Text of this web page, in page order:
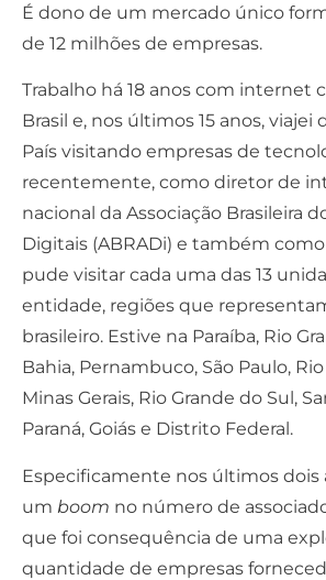
É dono de um mercado único
de 12 milhões de empresas.
Trabalho há 18 anos com internet
Brasil e, nos últimos 15 anos, viajei
País visitando empresas de
recentemente, como diretor de
nacional da Associação Brasileira
Digitais (ABRADi) e também
pude visitar cada uma das 13
entidade, regiões que
brasileiro. Estive na Paraíba, Rio
Bahia, Pernambuco, São Paulo,
Minas Gerais, Rio Grande do Sul,
Paraná, Goiás e Distrito Federal.
Especificamente nos últimos dois
um boom no número de
que foi consequência de uma
quantidade de empresas